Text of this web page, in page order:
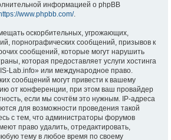
информацией о phpBB
https://www.phpbb.com/.
оскорбительных, угрожающих,
порнографических сообщений, призывов к
сообщений, которые могут нарушить
которая предоставляет услуги хостинга
Lab.info» или международное право.
сообщений могут привести к вашему
от конференции, при этом ваш провайдер
если мы сочтём это нужным. IP-адреса
для возможности проведения такой
с тем, что администраторы форумов
право удалить, отредактировать,
тему в любое время по своему